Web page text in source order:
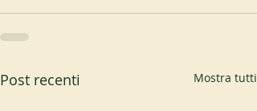
Post recenti Mostra tutti